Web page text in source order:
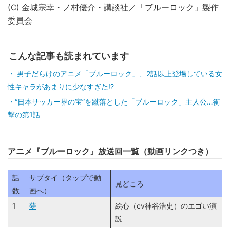
(C) 金城宗幸・ノ村優介・講談社／「ブルーロック」製作
委員会
こんな記事も読まれています
男子だらけのアニメ「ブルーロック」、2話以上登場している女
性キャラがあまりに少なすぎた!?
“日本サッカー界の宝”を蹴落とした「ブルーロック」主人公…衝
撃の第1話
アニメ『ブルーロック』放送回一覧（動画リンクつき）
話
数
サブタイ（タップで動
画へ）
見どころ
1 夢
絵心（cv神谷浩史）のエゴい演
説